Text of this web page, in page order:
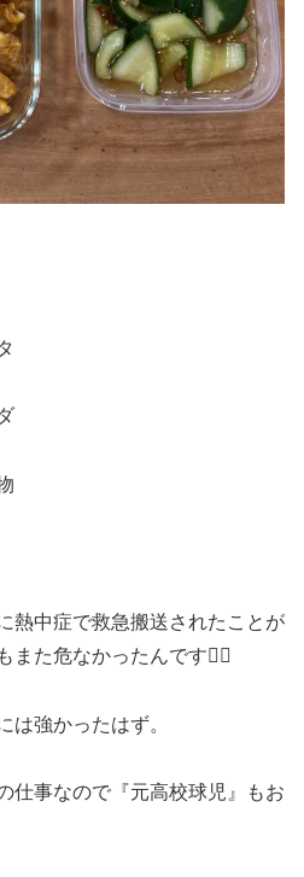
熱中症で救急搬送されたことが
た危なかったんです😵‍💫
は強かったはず。
仕事なので『元高校球児』もお